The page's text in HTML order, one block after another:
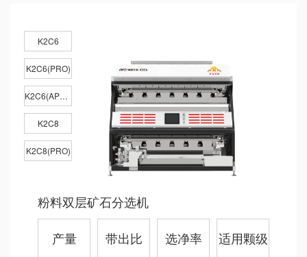
K2C6
K2C6(PRO)
K2C6(APEX)
K2C8
K2C8(PRO)
粉料双层矿石分选机
产量 带出比 选净率 适用颗级